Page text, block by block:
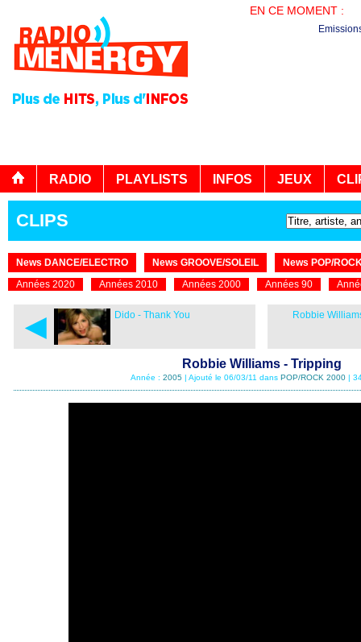
EN CE MOMENT :
RADIO PLAYLISTS INFOS JEUX
CLIPS
News DANCE/ELECTRO News GROOVE/SOLEIL
News POP/
Années 2020
Années 2010 Années 2000 Années 90
◄ Dido - Thank You Robbie
Robbie Williams - Tripping
Année : 2005 | Ajouté le 06/03/11 dans POP/ROCK 2000 |